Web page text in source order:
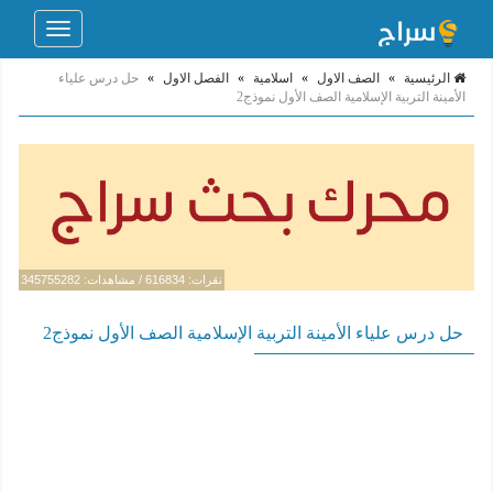
Toggle
الرئيسية » الصف الاول » اسلامية » الفصل الاول » حل درس علياء
الأمينة التربية الإسلامية الصف الأول نموذج2
نقرات: 616834 / مشاهدات: 345755282
حل درس علياء الأمينة التربية الإسلامية الصف الأول نموذج2